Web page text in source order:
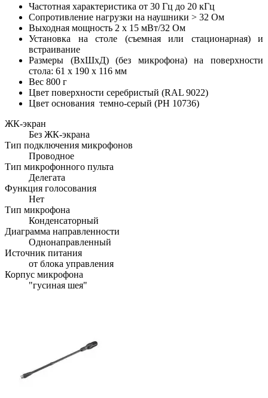
Частотная характеристика от 30 Гц до 20 кГц
Сопротивление нагрузки на наушники > 32 Ом
Выходная мощность 2 x 15 мВт/32 Ом
Установка на столе (съемная или стационарная) и
встраивание
Размеры (ВxШxД) (без микрофона) на поверхности
стола: 61 x 190 x 116 мм
Вес 800 г
Цвет поверхности серебристый (RAL 9022)
Цвет основания темно-серый (PH 10736)
ЖК-экран
Без ЖК-экрана
Тип подключения микрофонов
Проводное
Тип микрофонного пульта
Делегата
Функция голосования
Нет
Тип микрофона
Конденсаторный
Диаграмма направленности
Однонаправленный
Источник питания
от блока управления
Корпус микрофона
"гусиная шея"